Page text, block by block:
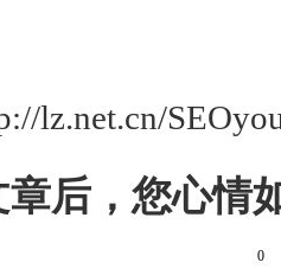
lz.net.cn/
后，您心情
0